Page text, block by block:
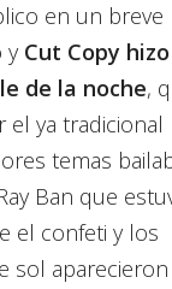
en un breve
y Cut Copy
de la noche,
ya tradicional
temas
Ban que
el confeti y los
sol aparecieron